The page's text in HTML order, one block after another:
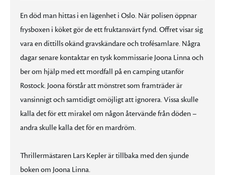
En död man hittas i en lägenhet i Oslo. När polisen öppnar
frysboxen i köket gör de ett fruktansvärt fynd. Offret visar sig
vara en dittills okänd gravskändare och trofésamlare. Några
dagar senare kontaktar en tysk kommissarie Joona Linna och
ber om hjälp med ett mordfall på en camping utanför
Rostock. Joona förstår att mönstret som framträder är
vansinnigt och samtidigt omöjligt att ignorera. Vissa skulle
kalla det för ett mirakel om någon återvände från döden –
andra skulle kalla det för en mardröm.
Thrillermästaren Lars Kepler är tillbaka med den sjunde
boken om Joona Linna.